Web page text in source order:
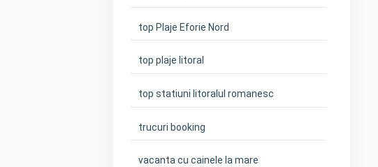
top Plaje Eforie Nord
top plaje litoral
top statiuni litoralul romanesc
trucuri booking
vacanta cu cainele la mare